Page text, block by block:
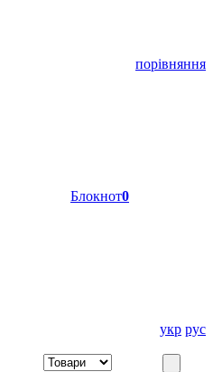
порівняння
Блокнот0
укр рус